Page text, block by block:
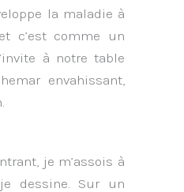
la maladie à
c’est comme un
à notre table
envahissant,
je m’assois à
dessine. Sur un